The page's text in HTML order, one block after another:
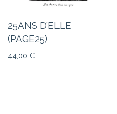
25ANS D’ELLE
(PAGE25)
44,00 €